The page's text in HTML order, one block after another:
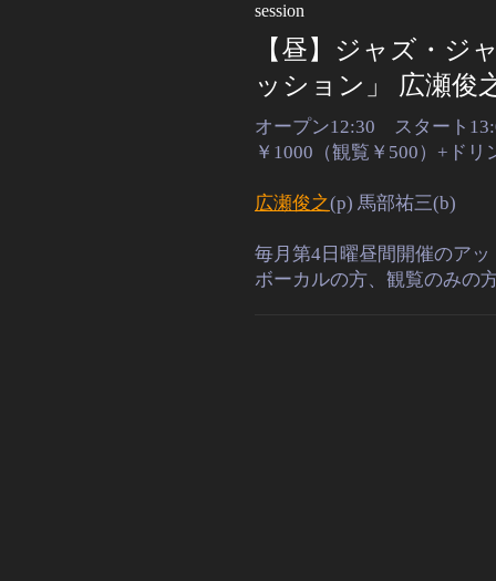
session
【昼】ジャズ・ジ
ッション」 広瀬俊
オープン12:30 スタート
￥1000（観覧￥500）+ドリ
広瀬俊之(p) 馬部祐三(b)
毎月第4日曜昼間開催のア
ボーカルの方、観覧のみの